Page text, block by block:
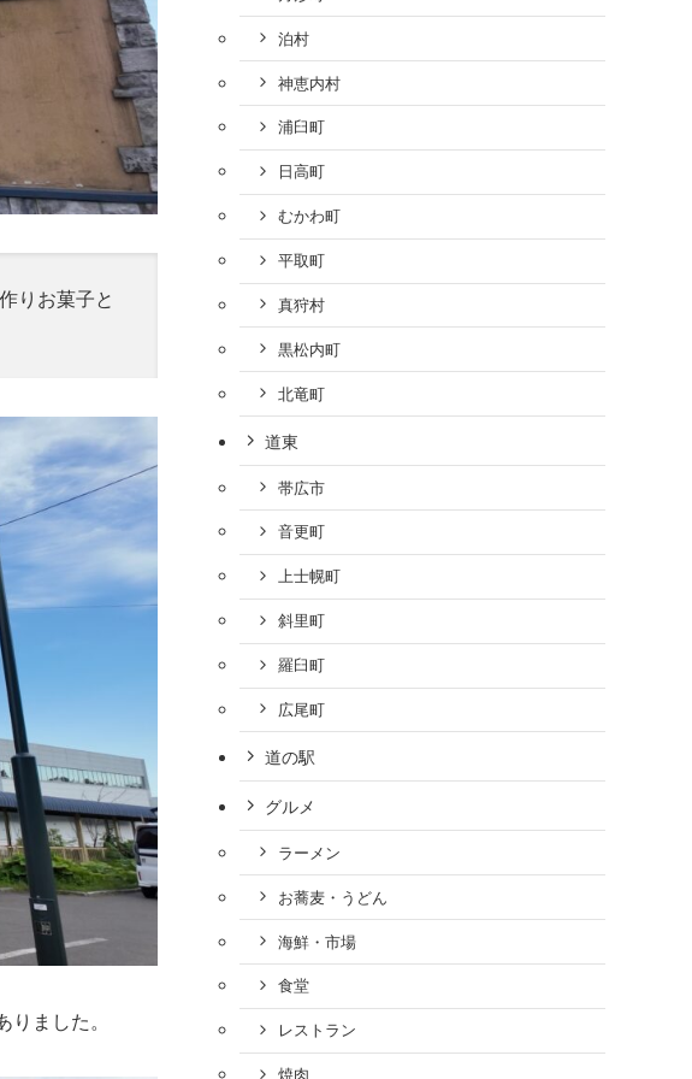
りお菓子と
ました。
泊村
神恵内村
浦臼町
日高町
むかわ町
平取町
真狩村
黒松内町
北竜町
道東
帯広市
音更町
上士幌町
斜里町
羅臼町
広尾町
道の駅
グルメ
ラーメン
お蕎麦・うどん
海鮮・市場
食堂
レストラン
焼肉